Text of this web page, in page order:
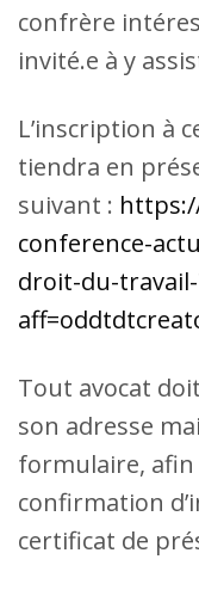
confrère
invité.e à y
L’inscription à
tiendra en
suivant :
conference-
droit-du-travail-
Tout avocat
son adresse
formulaire, afin
confirmation
certificat de